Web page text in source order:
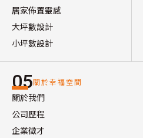
居家佈置靈感
大坪數設計
小坪數設計
05關於幸福空間
關於我們
公司歷程
企業徵才